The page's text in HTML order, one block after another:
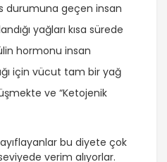
durumuna geçen insan
yağları kısa sürede
hormonu insan
için vücut tam bir yağ
ve “Ketojenik
bu diyete çok
verim alıyorlar.